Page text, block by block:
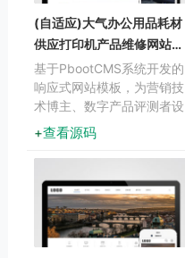
(自适应)大气办公用品耗材
供应打印机产品维修网站模
板下载
基于PbootCMS系统开发的
响应式网站模板，为营销技
术博主、数字产品评测者设
计。采用前沿的响应式技
术，确保内容在手机端和桌
面端都能获得较佳阅读体
验，帮助用户高效展示技术
文章和产品分析。
查看源码